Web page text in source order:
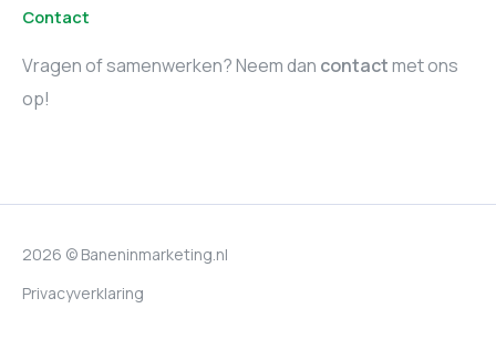
Contact
Vragen of samenwerken? Neem dan contactmet ons
op!
2026 © Baneninmarketing.nl
Privacyverklaring